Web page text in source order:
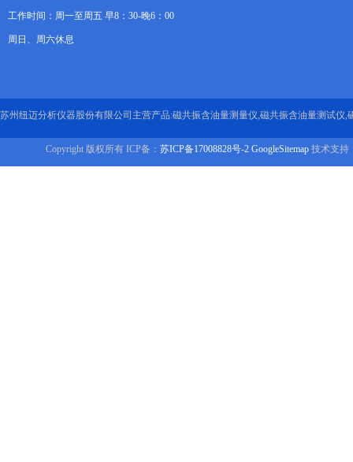
工作时间：周一至周五 早8：30-晚6：00
周日、周六休息
苏州纽迈分析仪器股份有限公司主营产品:磁共振含油量测量仪,磁共振含油量测试仪,
Copyright 版权所有 ICP备： 苏ICP备17008828号-2 GoogleSitemap 技术支持